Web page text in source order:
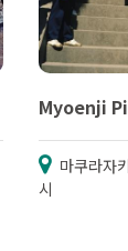
Myoenji
마쿠라자
시